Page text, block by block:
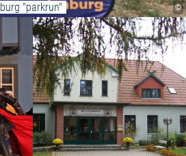
©
"parkrun"
Meer lezen: "Müritz-saga 2025"